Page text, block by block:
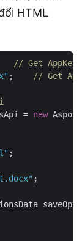
HTML
// Get
; // Get
= new
;